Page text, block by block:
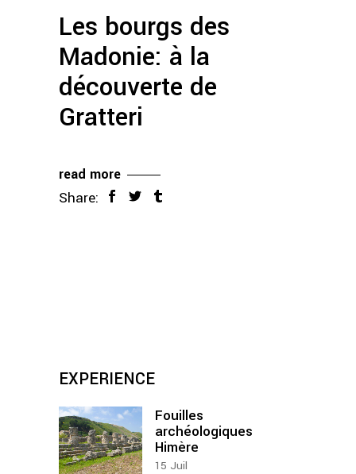
Les bourgs des
Madonie: à la
découverte de
Gratteri
read more
Share:
EXPERIENCE
Fouilles
archéologiques
Himère
15 Juil